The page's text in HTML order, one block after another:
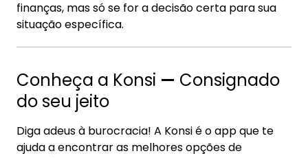
finanças, mas só se for a decisão certa para sua
situação específica.
Conheça a Konsi — Consignado
do seu jeito
Diga adeus à burocracia! A Konsi é o app que te
ajuda a encontrar as melhores opções de